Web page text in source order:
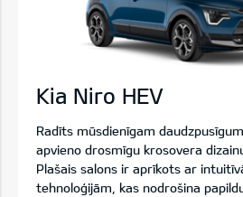
Kia Niro HEV
Radīts mūsdienīgam
apvieno drosmīgu krosovera
Plašais salons ir aprīkots ar
tehnoloģijām, kas nodrošina